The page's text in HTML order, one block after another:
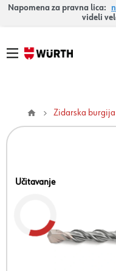
Napomena za pravna lica:
videli
Zidarska
Učitavanje